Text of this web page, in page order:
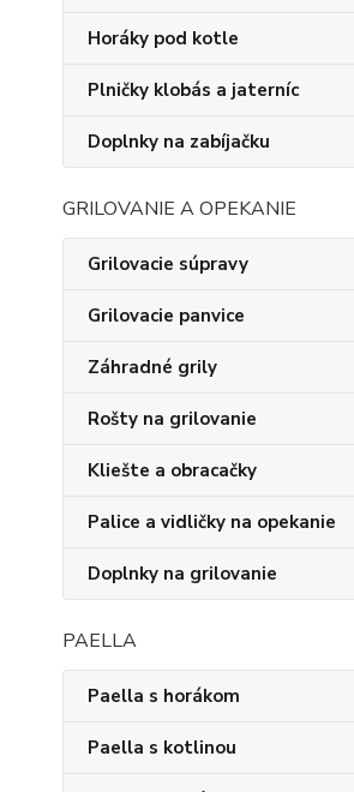
Horáky pod kotle
Plničky klobás a jaterníc
Doplnky na zabíjačku
GRILOVANIE A OPEKANIE
Grilovacie súpravy
Grilovacie panvice
Záhradné grily
Rošty na grilovanie
Kliešte a obracačky
Palice a vidličky na opekanie
Doplnky na grilovanie
PAELLA
Paella s horákom
Paella s kotlinou